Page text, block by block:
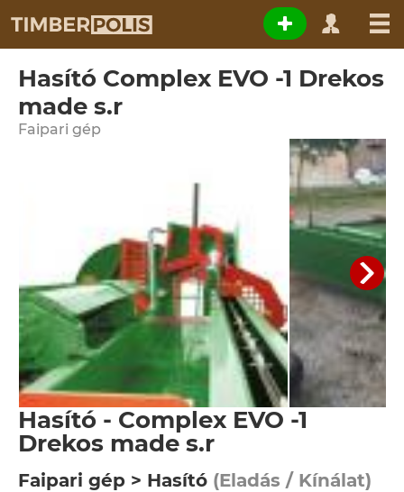
Hasító Complex EVO -1 Drekos
made s.r
Faipari gép
Hasító - Complex EVO -1
Drekos made s.r
Faipari gép > Hasító (Eladás / Kínálat)